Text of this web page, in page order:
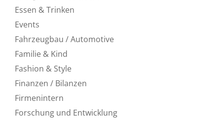
Essen & Trinken
Events
Fahrzeugbau / Automotive
Familie & Kind
Fashion & Style
Finanzen / Bilanzen
Firmenintern
Forschung und Entwicklung